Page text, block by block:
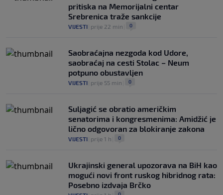
pritiska na Memorijalni centar
Srebrenica traže sankcije
VIJESTI prije 22 min 0
Saobraćajna nezgoda kod Udore,
saobraćaj na cesti Stolac – Neum
potpuno obustavljen
VIJESTI prije 55 min 0
Suljagić se obratio američkim
senatorima i kongresmenima: Amidžić je
lično odgovoran za blokiranje zakona
VIJESTI prije 1 h 0
Ukrajinski general upozorava na BiH kao
mogući novi front ruskog hibridnog rata:
Posebno izdvaja Brčko
0